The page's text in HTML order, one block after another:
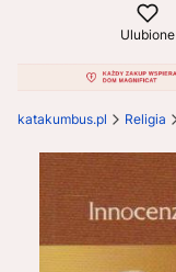
Ulubione
katakumbus.pl Religia